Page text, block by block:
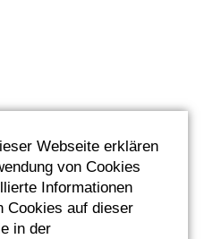
Zurück zur Übersicht
Webseite erklären
von Cookies
Informationen
Cookies auf dieser
in der